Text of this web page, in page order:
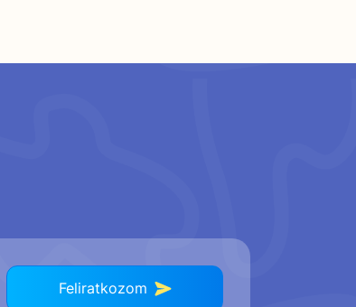
Feliratkozom